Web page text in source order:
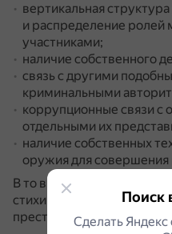
вертикальная
и распределение
участниками;
наличие собственного
связь с другими
криминальными
коррупционные связи с
отдельными их
наличие собственных
оружия для совершения
В то время как обычная
стихийно сложившейся
преступление.
Поиск
Сделать